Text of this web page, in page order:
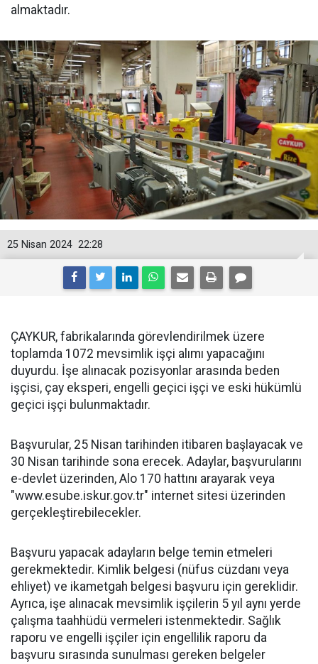
almaktadır.
22:28
25 Nisan 2024
ÇAYKUR, fabrikalarında görevlendirilmek üzere
toplamda 1072 mevsimlik işçi alımı yapacağını
duyurdu. İşe alınacak pozisyonlar arasında beden
işçisi, çay eksperi, engelli geçici işçi ve eski hükümlü
geçici işçi bulunmaktadır.
Başvurular, 25 Nisan tarihinden itibaren başlayacak ve
30 Nisan tarihinde sona erecek. Adaylar, başvurularını
e-devlet üzerinden, Alo 170 hattını arayarak veya
"www.esube.iskur.gov.tr" internet sitesi üzerinden
gerçekleştirebilecekler.
Başvuru yapacak adayların belge temin etmeleri
gerekmektedir. Kimlik belgesi (nüfus cüzdanı veya
ehliyet) ve ikametgah belgesi başvuru için gereklidir.
Ayrıca, işe alınacak mevsimlik işçilerin 5 yıl aynı yerde
çalışma taahhüdü vermeleri istenmektedir. Sağlık
raporu ve engelli işçiler için engellilik raporu da
başvuru sırasında sunulması gereken belgeler